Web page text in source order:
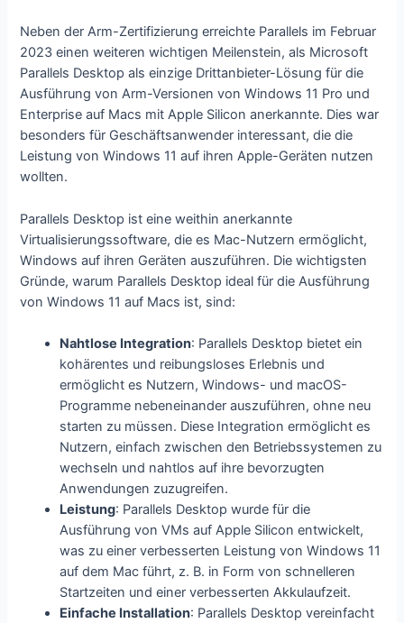
Neben der Arm-Zertifizierung erreichte Parallels im Februar
2023 einen weiteren wichtigen Meilenstein, als Microsoft
Parallels Desktop als einzige Drittanbieter-Lösung für die
Ausführung von Arm-Versionen von Windows 11 Pro und
Enterprise auf Macs mit Apple Silicon anerkannte. Dies war
besonders für Geschäftsanwender interessant, die die
Leistung von Windows 11 auf ihren Apple-Geräten nutzen
wollten.
Parallels Desktop ist eine weithin anerkannte
Virtualisierungssoftware, die es Mac-Nutzern ermöglicht,
Windows auf ihren Geräten auszuführen. Die wichtigsten
Gründe, warum Parallels Desktop ideal für die Ausführung
von Windows 11 auf Macs ist, sind:
Nahtlose Integration: Parallels Desktop bietet ein
kohärentes und reibungsloses Erlebnis und
ermöglicht es Nutzern, Windows- und macOS-
Programme nebeneinander auszuführen, ohne neu
starten zu müssen. Diese Integration ermöglicht es
Nutzern, einfach zwischen den Betriebssystemen zu
wechseln und nahtlos auf ihre bevorzugten
Anwendungen zuzugreifen.
Leistung: Parallels Desktop wurde für die
Ausführung von VMs auf Apple Silicon entwickelt,
was zu einer verbesserten Leistung von Windows 11
auf dem Mac führt, z. B. in Form von schnelleren
Startzeiten und einer verbesserten Akkulaufzeit.
Einfache Installation: Parallels Desktop vereinfacht